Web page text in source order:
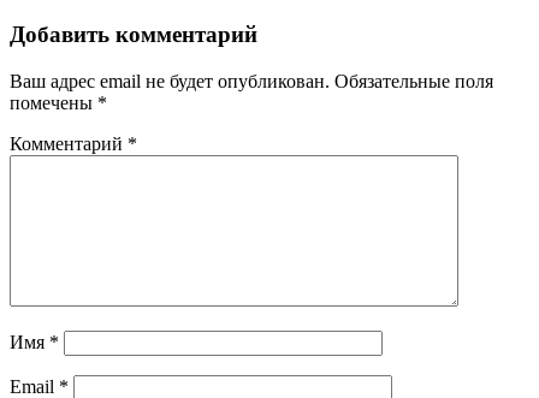
Добавить комментарий
Ваш адрес email не будет опубликован. Обязательные поля
помечены *
Комментарий *
Имя *
Email *